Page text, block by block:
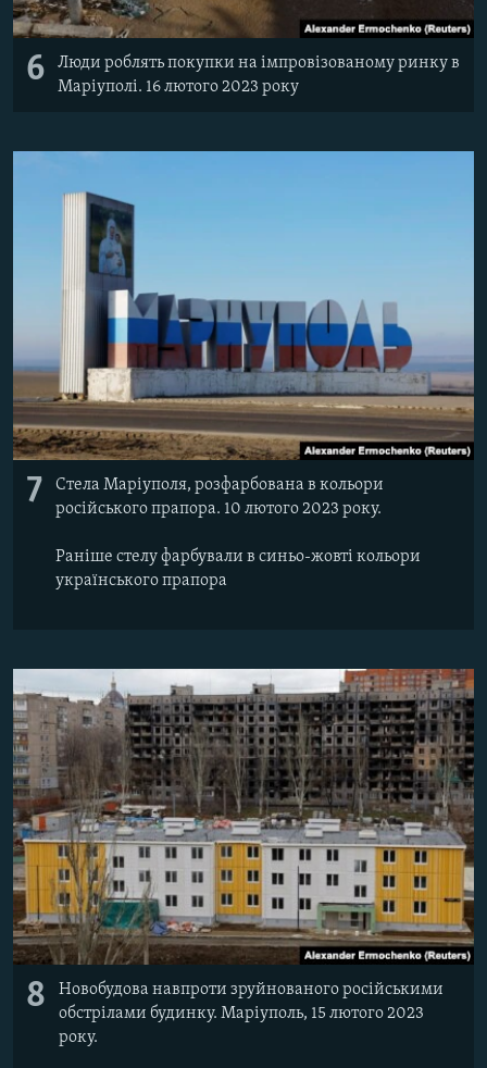
6
Люди роблять покупки на імпровізованому ринку в
Маріуполі. 16 лютого 2023 року
7
Стела Маріуполя, розфарбована в кольори
російського прапора. 10 лютого 2023 року.
Раніше стелу фарбували в синьо-жовті кольори
українського прапора
8
Новобудова навпроти зруйнованого російськими
обстрілами будинку. Маріуполь, 15 лютого 2023
року.